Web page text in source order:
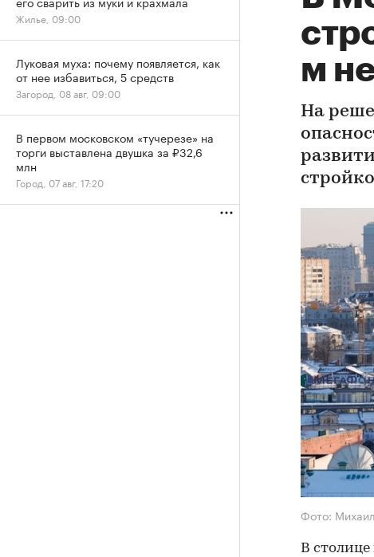
м
На
Фото:
В
Жилье, 09:00
Луковая муха: почему появляется, как
от нее избавиться, 5 средств
Загород, 08 авг, 09:00
В первом московском «тучерезе» на
торги выставлена двушка за ₽32,6
млн
Город, 07 авг, 17:20